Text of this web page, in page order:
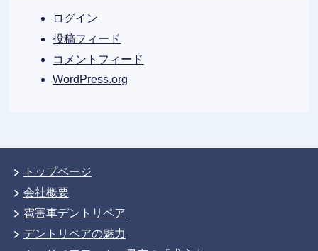
ログイン
投稿フィード
コメントフィード
WordPress.org
トップページ
会社概要
雹害車デントリペア
デントリペアの魅力